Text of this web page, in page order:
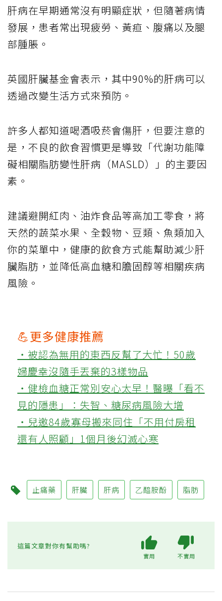
肝病在早期通常沒有明顯症狀，但隨著病情
發展，患者常出現疲勞、黃疸、腹痛以及腿
部腫脹。
英國肝臟基金會表示，其中90%的肝病可以
透過改變生活方式來預防。
許多人都知道喝酒吸菸會傷肝，但要注意的
是，不良的飲食習慣更是導致「代謝功能障
礙相關脂肪變性肝病（MASLD）」的主要因
素。
建議避開紅肉、油炸食品等高加工零食，將
天然的蔬菜水果、全穀物、豆類、魚類加入
你的菜單中，健康的飲食方式能幫助減少肝
臟脂肪，並降低高血糖和膽固醇等相關疾病
風險。
💪更多健康推薦
‧被認為無用的東西反幫了大忙！50歲
婦慶幸沒隨手丟棄的3樣物品
‧健檢血糖正常別安心太早！醫曝「看不
見的隱患」：失智、糖尿病風險大增
‧兒邀84歲寡母搬來同住「不用付房租
還有人照顧」1個月後幻滅心寒
止痛藥 肝臟 肝病 乙醯胺酚 脂肪
這篇文章對你有幫助嗎?
實用 不實用